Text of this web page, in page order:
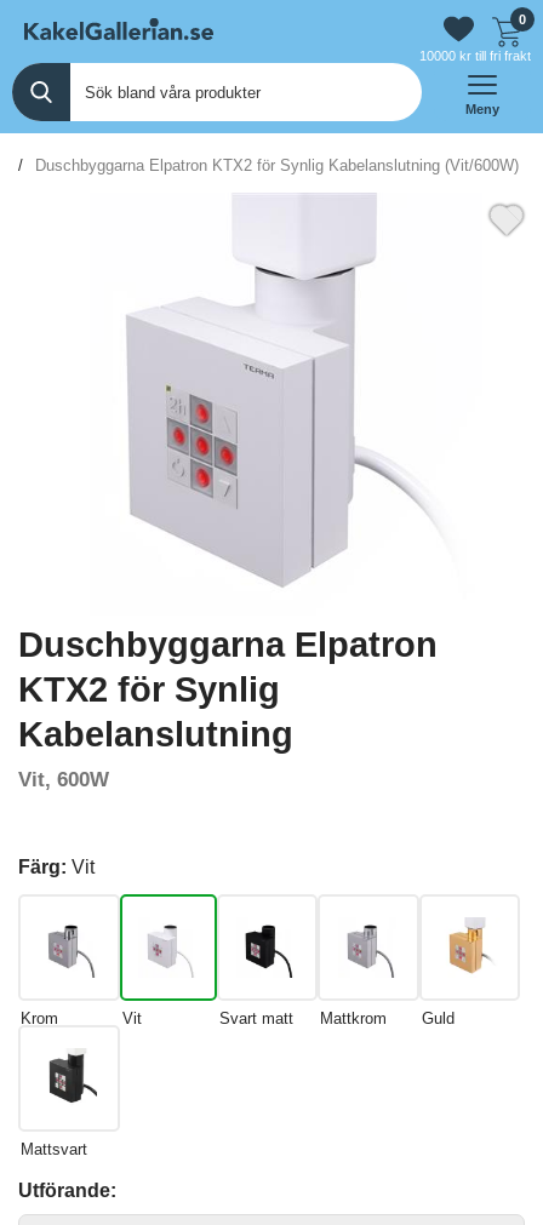
0
10000 kr till fri frakt
Meny
Duschbyggarna Elpatron KTX2 för Synlig Kabelanslutning (Vit/600W)
Duschbyggarna Elpatron
KTX2 för Synlig
Kabelanslutning
Vit, 600W
Färg: Vit
Krom Vit Svart matt Mattkrom Guld
Mattsvart
Utförande: